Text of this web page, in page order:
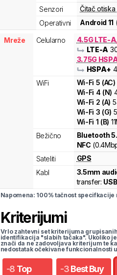
Senzori
Čitač otiska
Operativni
Android 11
Mreže Celularno
4.5G LTE-
LTE-A
3.75G
HSPA+
WiFi
Wi-Fi 5 (AC)
Wi-Fi 4 (N)
Wi-Fi 2 (A)
Wi-Fi 3 (G)
Wi-Fi 1 (B) 11
Bežično
Bluetooth
NFC
Sateliti
GPS
Kabl
3.5mm
transfer:
Napomena: 100% tačnost
Kriterijumi
Vrlo zahtevni set kriterijuma
identifikacija "slabih tačaka". Ukoliko
znači da ne zadovoljava kriterijum te
nedostatak očekivane funkcionalnosti
-8 Top -3 Best Buy